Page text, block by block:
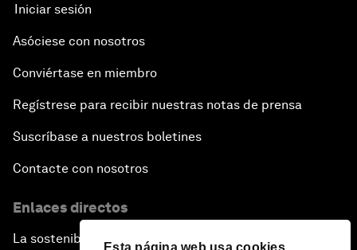
Esta página web usa cookies
Iniciar sesión
Asóciese con nosotros
Conviértase en miembro
Regístrese para recibir nuestras notas de prensa
Suscríbase a nuestros boletines
Contacte con nosotros
Enlaces directos
La sostenibilidad en el Foro